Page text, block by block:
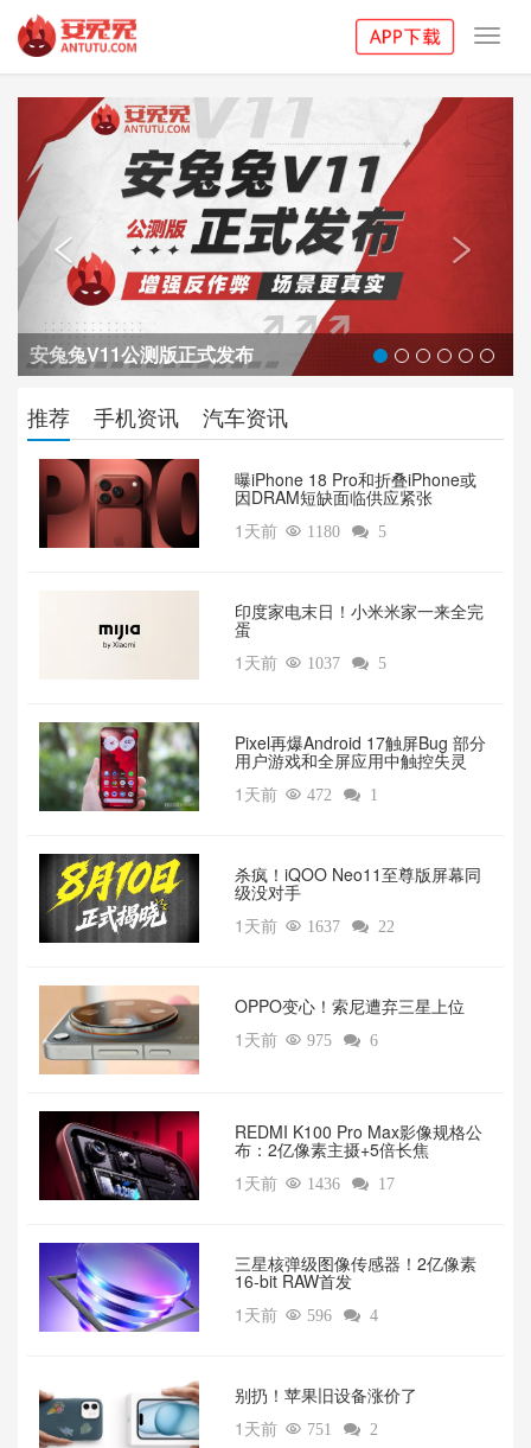
安兔兔V11公测版正式发布

Previous

推荐 手机资讯 汽车资讯
曝iPhone 18 Pro和折叠iPhone或
因DRAM短缺面临供应紧张
1天前  1180  5
印度家电末日！小米米家一来全完
蛋
1天前  1037  5
Pixel再爆Android 17触屏Bug 部分
用户游戏和全屏应用中触控失灵
1天前  472  1
杀疯！iQOO Neo11至尊版屏幕同
级没对手
1天前  1637  22
OPPO变心！索尼遭弃三星上位‌
1天前  975  6
REDMI K100 Pro Max影像规格公
布：2亿像素主摄+5倍长焦
1天前  1436  17
三星核弹级图像传感器！2亿像素
16-bit RAW首发
1天前  596  4
别扔！苹果旧设备涨价了‌
1天前  751  2